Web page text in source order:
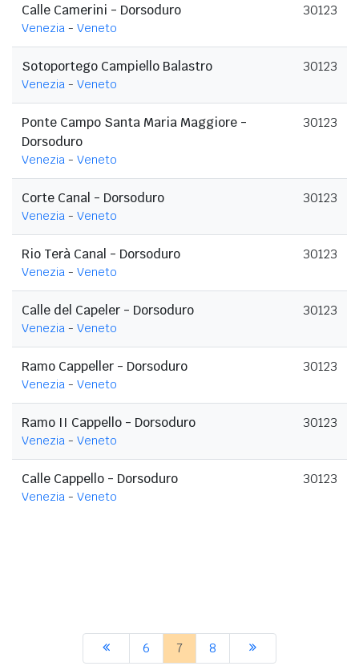
Calle Camerini - Dorsoduro
Venezia - Veneto
30123
Sotoportego Campiello Balastro
Venezia - Veneto
30123
Ponte Campo Santa Maria Maggiore -
Dorsoduro
Venezia - Veneto
30123
Corte Canal - Dorsoduro
Venezia - Veneto
30123
Rio Terà Canal - Dorsoduro
Venezia - Veneto
30123
Calle del Capeler - Dorsoduro
Venezia - Veneto
30123
Ramo Cappeller - Dorsoduro
Venezia - Veneto
30123
Ramo II Cappello - Dorsoduro
Venezia - Veneto
30123
Calle Cappello - Dorsoduro
Venezia - Veneto
30123
6 7 8